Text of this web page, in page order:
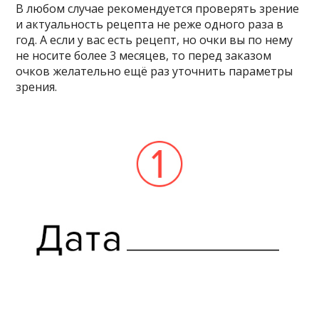
В любом случае рекомендуется проверять зрение
и актуальность рецепта не реже одного раза в
год. А если у вас есть рецепт, но очки вы по нему
не носите более 3 месяцев, то перед заказом
очков желательно ещё раз уточнить параметры
зрения.